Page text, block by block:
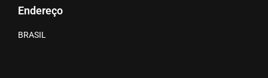
Endereço
BRASIL